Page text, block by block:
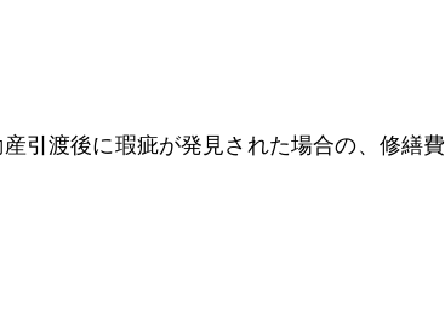
引渡後に瑕疵が発見された場合の、修繕費